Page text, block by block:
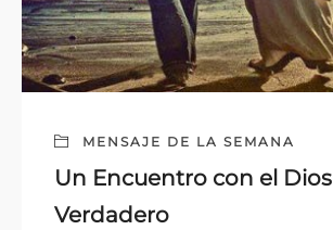
MENSAJE DE LA SEMANA
Un Encuentro con el Dios
Verdadero